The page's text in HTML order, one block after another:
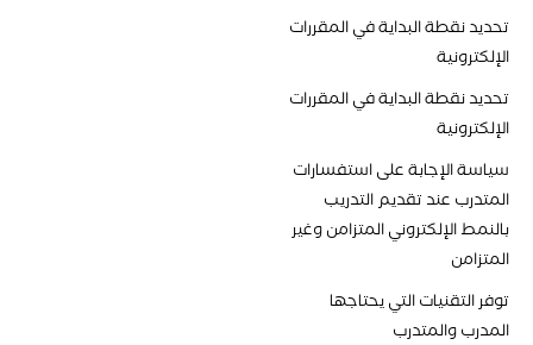
تحديد نقطة البداية في المقررات
الإلكترونية
تحديد نقطة البداية في المقررات
الإلكترونية
سياسة الإجابة على استفسارات
المتدرب عند تقديم التدريب
بالنمط الإلكتروني المتزامن وغير
المتزامن
توفر التقنيات التي يحتاجها
المدرب والمتدرب